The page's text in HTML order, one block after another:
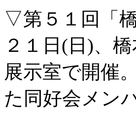
▽第５１回「
２１日(日)、
展示室で開催
た同好会メン